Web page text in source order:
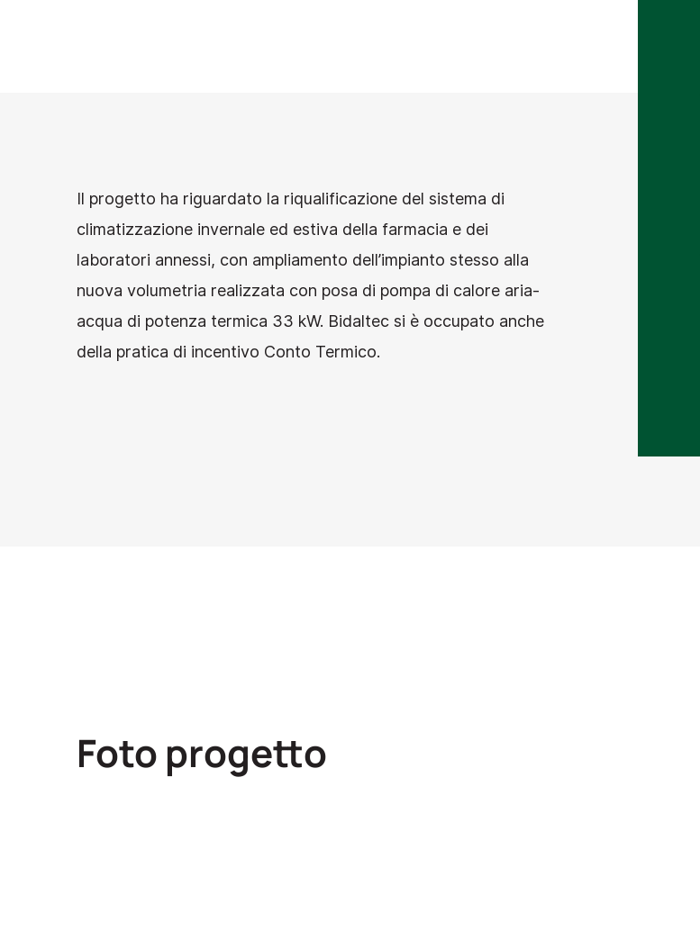
Il progetto ha riguardato la riqualificazione del sistema di
climatizzazione invernale ed estiva della farmacia e dei
laboratori annessi, con ampliamento dell’impianto stesso alla
nuova volumetria realizzata con posa di pompa di calore aria-
acqua di potenza termica 33 kW. Bidaltec si è occupato anche
della pratica di incentivo Conto Termico.
Foto progetto